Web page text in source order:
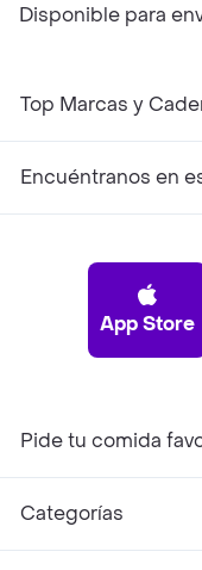
Disponible para
Top Marcas y
Encuéntranos en
App Store
Pide tu comida
Categorías